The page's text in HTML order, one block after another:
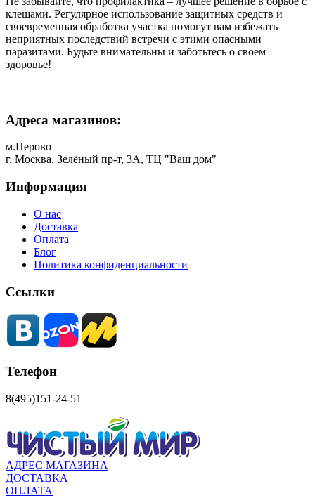
клещами. Регулярное использование защитных средств и
своевременная обработка участка помогут вам избежать
неприятных последствий встречи с этими опасными
паразитами. Будьте внимательны и заботьтесь о своем
здоровье!
Адреса магазинов:
м.Перово
г. Москва, Зелёный пр-т, 3А, ТЦ "Ваш дом"
Информация
О нас
Доставка
Оплата
Блог
Политика конфиденциальности
Ссылки
Телефон
8(495)151-24-51
АДРЕС МАГАЗИНА
ДОСТАВКА
ОПЛАТА